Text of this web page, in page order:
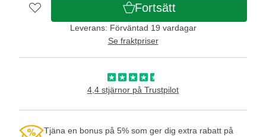
Fortsätt
Leverans: Förväntad 19 vardagar
Se fraktpriser
4,4 stjärnor på Trustpilot
Tjäna en bonus på 5% som ger dig extra rabatt på